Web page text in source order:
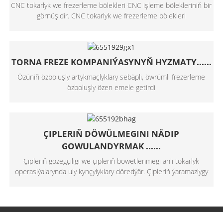
CNC tokarlyk we frezerleme bölekleri CNC işleme bölekleriniň bir
görnüşidir. CNC tokarlyk we frezerleme bölekleri
TORNA FREZE KOMPANIÝASYNYŇ HYZMATY......
Özüniň özboluşly artykmaçlyklary sebäpli, öwrümli frezerleme
özboluşly özen emele getirdi
ÇIPLERIŇ DÖWÜLMEGINI NÄDIP
GOWULANDYRMAK ......
Çipleriň gözegçiligi we çipleriň böwetlenmegi ähli tokarlyk
operasiýalarynda uly kynçylyklary döredýär. Çipleriň ýaramazlygy